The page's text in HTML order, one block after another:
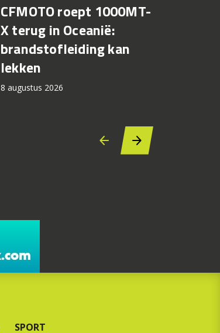
CFMOTO roept 1000MT-
X terug in Oceanië:
brandstofleiding kan
lekken
8 augustus 2026
SPORT